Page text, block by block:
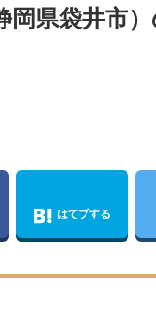
岡県袋井市
はてブする